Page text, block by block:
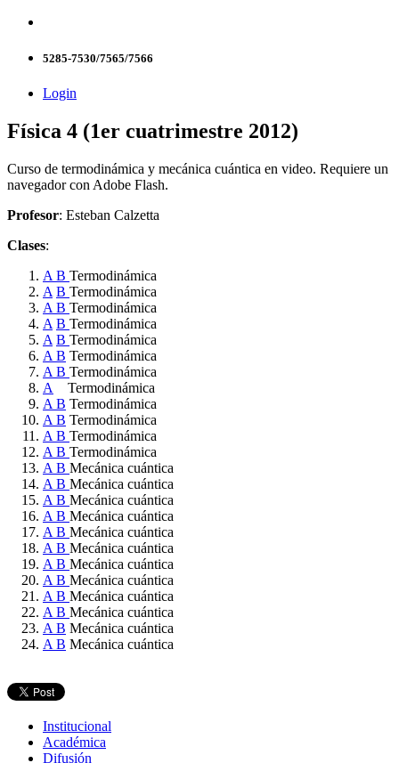
5285-7530/7565/7566
Login
Física 4 (1er cuatrimestre 2012)
Curso de termodinámica y mecánica cuántica en video. Requiere un
navegador con Adobe Flash.
Profesor: Esteban Calzetta
Clases:
A B Termodinámica
A B Termodinámica
A B Termodinámica
A B Termodinámica
A B Termodinámica
A B Termodinámica
A B Termodinámica
A
Termodinámica
A B Termodinámica
A B Termodinámica
A B Termodinámica
A B Termodinámica
A B Mecánica cuántica
A B Mecánica cuántica
A B Mecánica cuántica
A B Mecánica cuántica
A B Mecánica cuántica
A B Mecánica cuántica
A B Mecánica cuántica
A B Mecánica cuántica
A B Mecánica cuántica
A B Mecánica cuántica
A B Mecánica cuántica
A B Mecánica cuántica
Institucional
Académica
Difusión